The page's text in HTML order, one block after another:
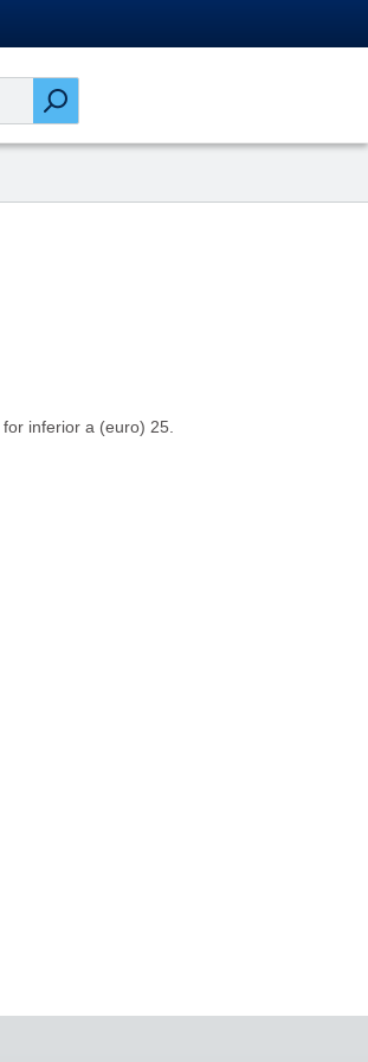
inferior a (euro) 25.